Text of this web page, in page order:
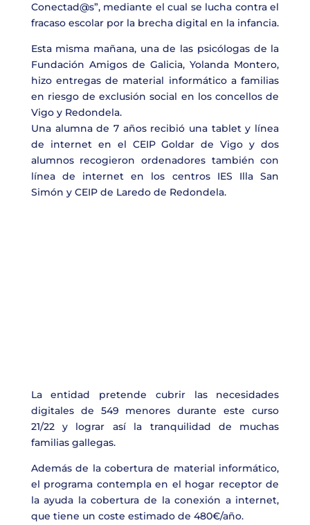
Conectad@s”, mediante el cual se lucha contra el
fracaso escolar por la brecha digital en la infancia.
Esta misma mañana, una de las psicólogas de la
Fundación Amigos de Galicia, Yolanda Montero,
hizo entregas de material informático a familias
en riesgo de exclusión social en los concellos de
Vigo y Redondela.
Una alumna de 7 años recibió una tablet y línea
de internet en el CEIP Goldar de Vigo y dos
alumnos recogieron ordenadores también con
línea de internet en los centros IES Illa San
Simón y CEIP de Laredo de Redondela.
La entidad pretende cubrir las necesidades
digitales de 549 menores durante este curso
21/22 y lograr así la tranquilidad de muchas
familias gallegas.
Además de la cobertura de material informático,
el programa contempla en el hogar receptor de
la ayuda la cobertura de la conexión a internet,
que tiene un coste estimado de 480€/año.